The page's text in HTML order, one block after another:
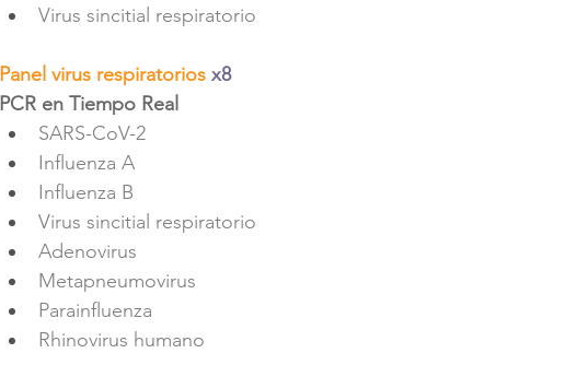
Virus sincitial respiratorio
Panel virus respiratorios x8
PCR en Tiempo Real
SARS-CoV-2
Influenza A
Influenza B
Virus sincitial respiratorio
Adenovirus
Metapneumovirus
Parainfluenza
Rhinovirus humano